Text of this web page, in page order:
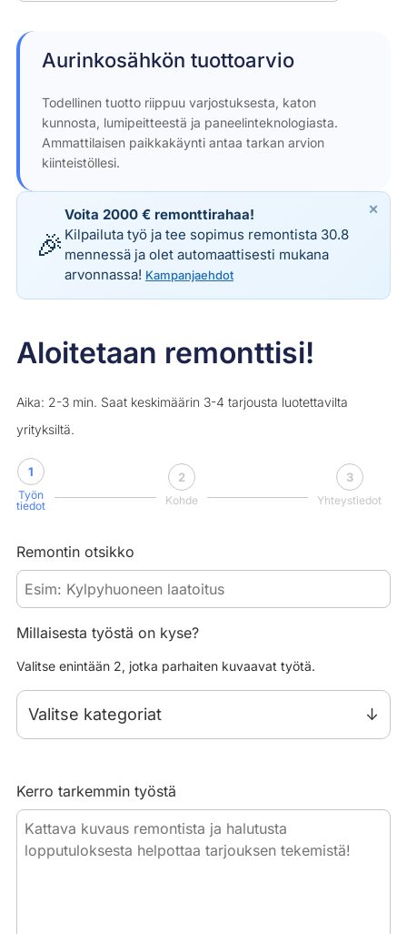
Aurinkosähkön tuottoarvio
Todellinen tuotto riippuu varjostuksesta, katon
kunnosta, lumipeitteestä ja paneelinteknologiasta.
Ammattilaisen paikkakäynti antaa tarkan arvion
kiinteistöllesi.
🎉
Voita 2000 € remonttirahaa!
Kilpailuta työ ja tee sopimus remontista 30.8
mennessä ja olet automaattisesti mukana
arvonnassa! Kampanjaehdot
×
Aloitetaan remonttisi!
Aika: 2-3 min. Saat keskimäärin 3-4 tarjousta luotettavilta
yrityksiltä.
1
Työn
tiedot
2
Kohde
3
Yhteystiedot
Remontin otsikko
Millaisesta työstä on kyse?
Valitse enintään 2, jotka parhaiten kuvaavat työtä.
Valitse kategoriat
Kerro tarkemmin työstä